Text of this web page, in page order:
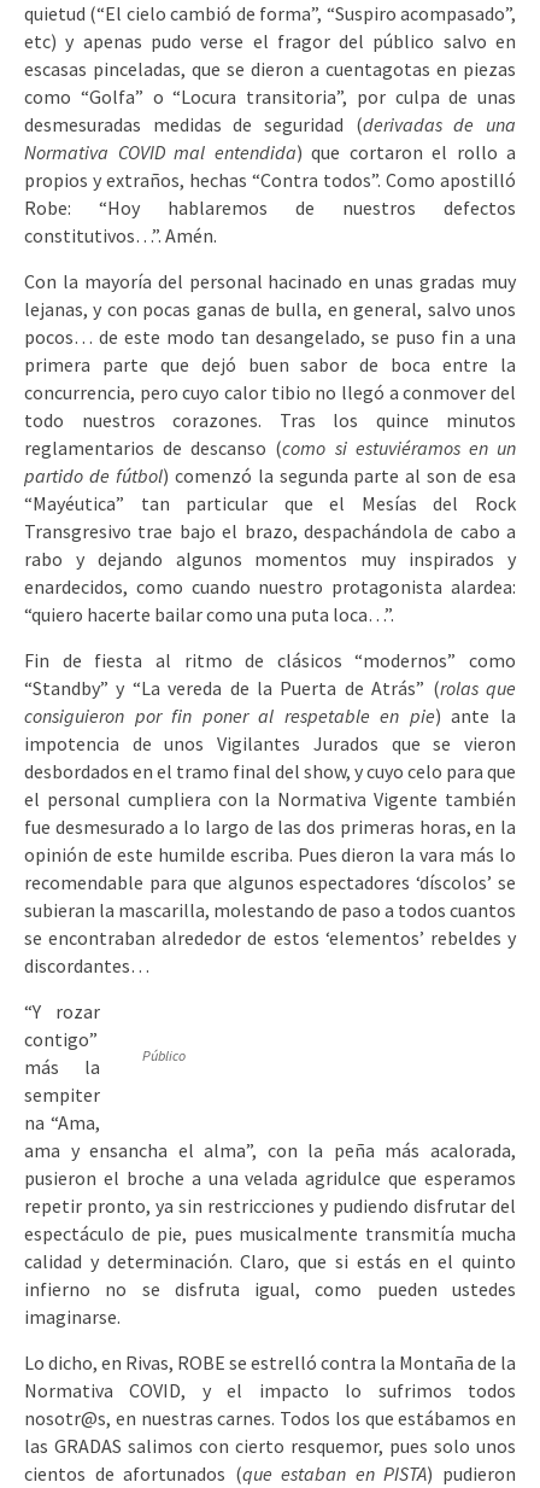
quietud (“El cielo cambió de forma”, “Suspiro acompasado”,
etc) y apenas pudo verse el fragor del público salvo en
escasas pinceladas, que se dieron a cuentagotas en piezas
como “Golfa” o “Locura transitoria”, por culpa de unas
desmesuradas medidas de seguridad (derivadas de una
Normativa COVID mal entendida) que cortaron el rollo a
propios y extraños, hechas “Contra todos”. Como apostilló
Robe: “Hoy hablaremos de nuestros defectos
constitutivos…”. Amén.
Con la mayoría del personal hacinado en unas gradas muy
lejanas, y con pocas ganas de bulla, en general, salvo unos
pocos… de este modo tan desangelado, se puso fin a una
primera parte que dejó buen sabor de boca entre la
concurrencia, pero cuyo calor tibio no llegó a conmover del
todo nuestros corazones. Tras los quince minutos
reglamentarios de descanso (como si estuviéramos en un
partido de fútbol) comenzó la segunda parte al son de esa
“Mayéutica” tan particular que el Mesías del Rock
Transgresivo trae bajo el brazo, despachándola de cabo a
rabo y dejando algunos momentos muy inspirados y
enardecidos, como cuando nuestro protagonista alardea:
“quiero hacerte bailar como una puta loca…”.
Fin de fiesta al ritmo de clásicos “modernos” como
“Standby” y “La vereda de la Puerta de Atrás” (rolas que
consiguieron por fin poner al respetable en pie) ante la
impotencia de unos Vigilantes Jurados que se vieron
desbordados en el tramo final del show, y cuyo celo para que
el personal cumpliera con la Normativa Vigente también
fue desmesurado a lo largo de las dos primeras horas, en la
opinión de este humilde escriba. Pues dieron la vara más lo
recomendable para que algunos espectadores ‘díscolos’ se
subieran la mascarilla, molestando de paso a todos cuantos
se encontraban alrededor de estos ‘elementos’ rebeldes y
discordantes…
Público
“Y rozar
contigo”
más la
sempiter
na “Ama,
ama y ensancha el alma”, con la peña más acalorada,
pusieron el broche a una velada agridulce que esperamos
repetir pronto, ya sin restricciones y pudiendo disfrutar del
espectáculo de pie, pues musicalmente transmitía mucha
calidad y determinación. Claro, que si estás en el quinto
infierno no se disfruta igual, como pueden ustedes
imaginarse.
Lo dicho, en Rivas, ROBE se estrelló contra la Montaña de la
Normativa COVID, y el impacto lo sufrimos todos
nosotr@s, en nuestras carnes. Todos los que estábamos en
las GRADAS salimos con cierto resquemor, pues solo unos
cientos de afortunados (que estaban en PISTA) pudieron